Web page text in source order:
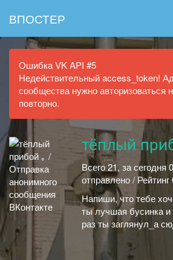
ВПОСТЕР
Ошибка VK API #5
Недействительный access_token!
сообщества нужно авторизоваться
повторно.
тёплый
Всего 21, за сегодня
отправлено / Рейтинг
Напиши, что тебе
ты лучшая бусинка
раз ты заглянул_а